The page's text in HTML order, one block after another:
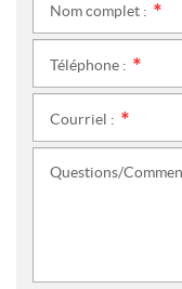
Nom complet :
Téléphone :
Courriel :
Questions/